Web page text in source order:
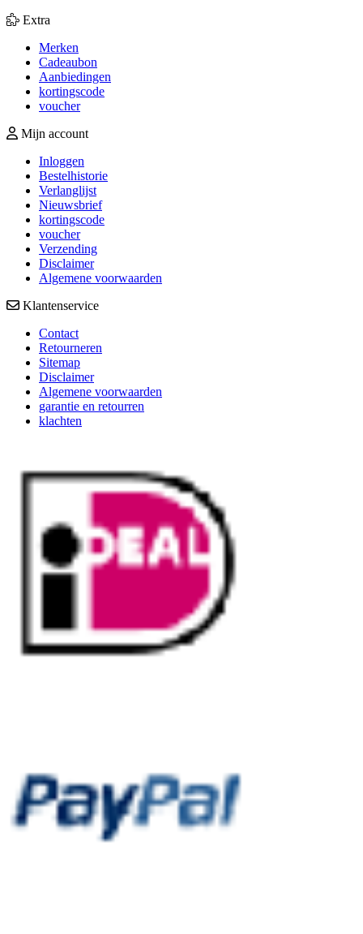
Extra
Merken
Cadeaubon
Aanbiedingen
kortingscode
voucher
Mijn account
Inloggen
Bestelhistorie
Verlanglijst
Nieuwsbrief
kortingscode
voucher
Verzending
Disclaimer
Algemene voorwaarden
Klantenservice
Contact
Retourneren
Sitemap
Disclaimer
Algemene voorwaarden
garantie en retourren
klachten